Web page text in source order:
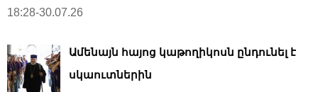
18:28-30.07.26
Ամենայն հայոց կաթողիկոսն ընդունել է
սկաուտներին